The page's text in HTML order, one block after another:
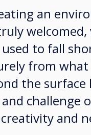
an
welcomed,
to fall
from what
the
challenge
and